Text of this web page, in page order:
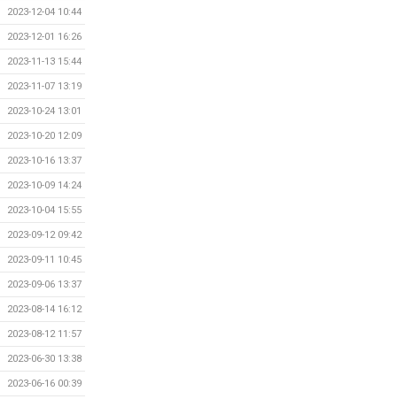
2023-12-04 10:44
2023-12-01 16:26
2023-11-13 15:44
2023-11-07 13:19
2023-10-24 13:01
2023-10-20 12:09
2023-10-16 13:37
2023-10-09 14:24
2023-10-04 15:55
2023-09-12 09:42
2023-09-11 10:45
2023-09-06 13:37
2023-08-14 16:12
2023-08-12 11:57
2023-06-30 13:38
2023-06-16 00:39